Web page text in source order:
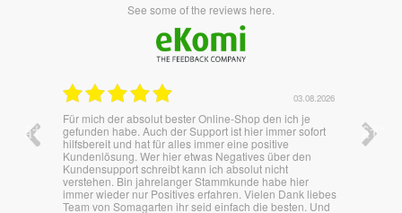
see some of the reviews here.
02.08.2026
Überraschend Schnell und unkompliziert,. Es lief alles
bestens.